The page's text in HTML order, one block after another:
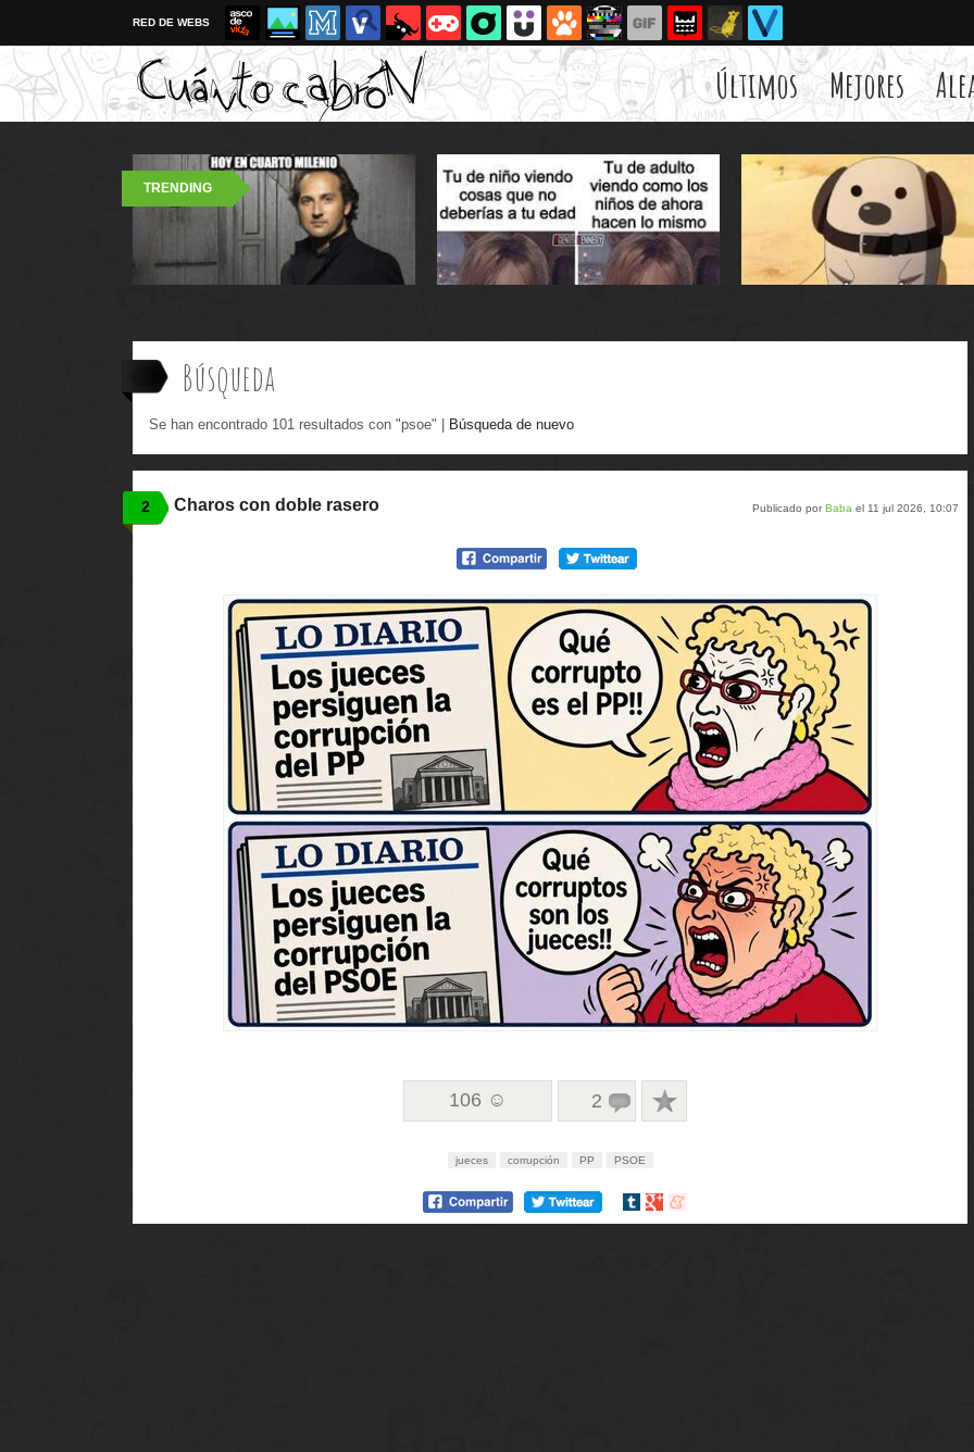
RED DE WEBS
Últimos Mejores
TRENDING
Búsqueda
Se han encontrado 101 resultados con "psoe" | Búsqueda de nuevo
2 Publicado porBaba el 11 jul 2026, 10:07
Charos con doble rasero
106 ☺ 2
jueces corrupción PP PSOE
Compartir
Compartir
Compartir